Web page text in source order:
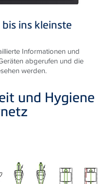
ins kleinste
Informationen und
abgerufen und die
werden.
und Hygiene